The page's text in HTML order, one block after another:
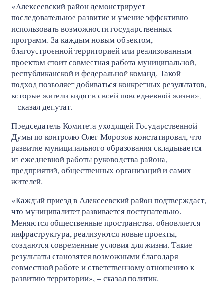
«Алексеевский район демонстрирует
последовательное развитие и умение эффективно
использовать возможности государственных
программ. За каждым новым объектом,
благоустроенной территорией или реализованным
проектом стоит совместная работа муниципальной,
республиканской и федеральной команд. Такой
подход позволяет добиваться конкретных результатов,
которые жители видят в своей повседневной жизни»,
– сказал депутат.
Председатель Комитета уходящей Государственной
Думы по контролю Олег Морозов констатировал, что
развитие муниципального образования складывается
из ежедневной работы руководства района,
предприятий, общественных организаций и самих
жителей.
«Каждый приезд в Алексеевский район подтверждает,
что муниципалитет развивается поступательно.
Меняются общественные пространства, обновляется
инфраструктура, реализуются новые проекты,
создаются современные условия для жизни. Такие
результаты становятся возможными благодаря
совместной работе и ответственному отношению к
развитию территории», – сказал политик.